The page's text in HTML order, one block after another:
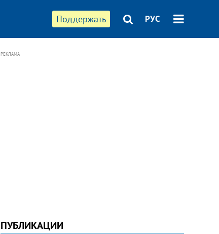
Поддержать РУС
РЕКЛАМА
ПУБЛИКАЦИИ